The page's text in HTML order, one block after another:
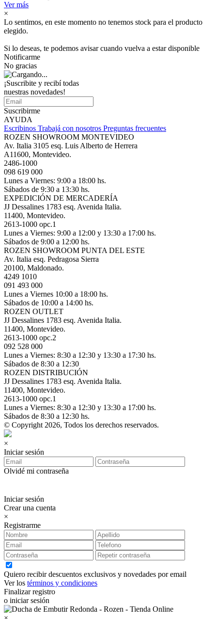
Ver más
×
Lo sentimos, en este momento no tenemos stock para el producto
elegido.
Si lo deseas, te podemos avisar cuando vuelva a estar disponible
Notificarme
No gracias
¡Suscribite y recibí todas
nuestras novedades!
Suscribirme
AYUDA
Escribinos Trabajá con nosotros Preguntas frecuentes
ROZEN SHOWROOM MONTEVIDEO
Av. Italia 3105 esq. Luis Alberto de Herrera
A11600, Montevideo.
2486-1000
098 619 000
Lunes a Viernes: 9:00 a 18:00 hs.
Sábados de 9:30 a 13:30 hs.
EXPEDICIÓN DE MERCADERÍA
JJ Dessalines 1783 esq. Avenida Italia.
11400, Montevideo.
2613-1000 opc.1
Lunes a Viernes: 9:00 a 12:00 y 13:30 a 17:00 hs.
Sábados de 9:00 a 12:00 hs.
ROZEN SHOWROOM PUNTA DEL ESTE
Av. Italia esq. Pedragosa Sierra
20100, Maldonado.
4249 1010
091 493 000
Lunes a Viernes 10:00 a 18:00 hs.
Sábados de 10:00 a 14:00 hs.
ROZEN OUTLET
JJ Dessalines 1783 esq. Avenida Italia.
11400, Montevideo.
2613-1000 opc.2
092 528 000
Lunes a Viernes: 8:30 a 12:30 y 13:30 a 17:30 hs.
Sábados de 8:30 a 12:30
ROZEN DISTRIBUCIÓN
JJ Dessalines 1783 esq. Avenida Italia.
11400, Montevideo.
2613-1000 opc.1
Lunes a Viernes: 8:30 a 12:30 y 13:30 a 17:00 hs.
Sábados de 8:30 a 12:30 hs.
© Copyright 2026, Todos los derechos reservados.
×
Iniciar sesión
Olvidé mi contraseña
Iniciar sesión
Crear una cuenta
×
Registrarme
Quiero recibir descuentos exclusivos y novedades por email
Ver los términos y condiciones
Finalizar registro
o iniciar sesión